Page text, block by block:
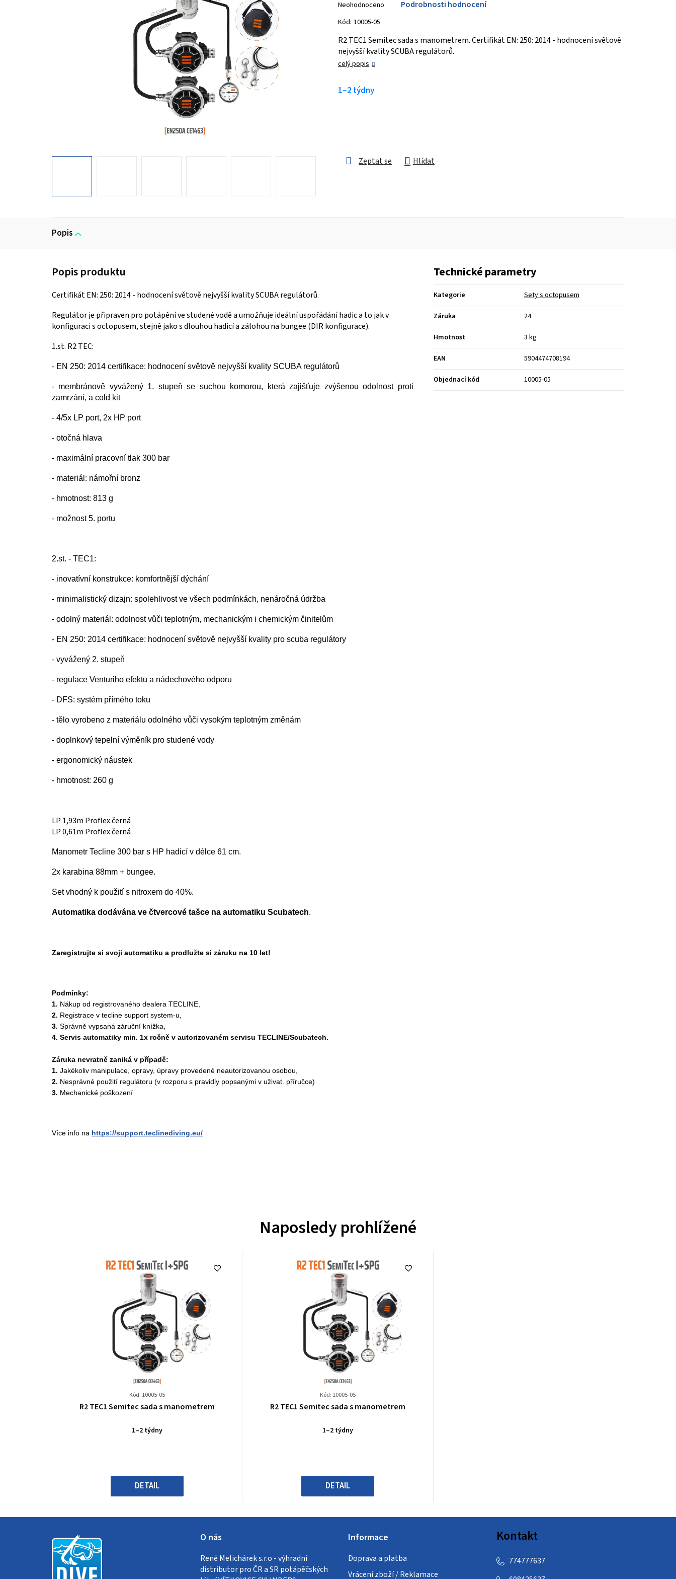
hodnocení
produktu
0,0
z 5
hvězdiček.
Neohodnoceno Podrobnosti hodnocení
Kód: 10005-05
R2 TEC1 Semitec sada s manometrem. Certifikát EN: 250: 2014 - hodnocení světově
nejvyšší kvality SCUBA regulátorů.
celý popis
1–2 týdny
Zeptat se Hlídat
Popis
Certifikát EN: 250: 2014 - hodnocení světově nejvyšší kvality SCUBA regulátorů.
Regulátor je připraven pro potápění ve studené vodě a umožňuje ideální uspořádání hadic a to jak v
konfiguraci s octopusem, stejně jako s dlouhou hadicí a zálohou na bungee (DIR konfigurace).
1.st. R2 TEC:
- EN 250: 2014 certifikace: hodnocení světově nejvyšší kvality SCUBA regulátorů
- membránově vyvážený 1. stupeň se suchou komorou, která zajišťuje zvýšenou odolnost proti
zamrzání, a cold kit
- 4/5x LP port, 2x HP port
- otočná hlava
- maximální pracovní tlak 300 bar
- materiál: námořní bronz
- hmotnost: 813 g
- možnost 5. portu
2.st. - TEC1:
- inovatívní konstrukce: komfortnější dýchání
- minimalistický dizajn: spolehlivost ve všech podmínkách, nenáročná údržba
- odolný materiál: odolnost vůči teplotným, mechanickým i chemickým činitelům
- EN 250: 2014 certifikace: hodnocení světově nejvyšší kvality pro scuba regulátory
- vyvážený 2. stupeň
- regulace Venturiho efektu a nádechového odporu
- DFS: systém přímého toku
- tělo vyrobeno z materiálu odolného vůči vysokým teplotným změnám
- doplnkový tepelní výměník pro studené vody
- ergonomický náustek
- hmotnost: 260 g
LP 1,93m Proflex černá
LP 0,61m Proflex černá
Manometr Tecline 300 bar s HP hadicí v délce 61 cm.
2x karabina 88mm + bungee.
Set vhodný k použití s nitroxem do 40%.
Automatika dodávána ve čtvercové tašce na automatiku Scubatech.
Zaregistrujte si svoji automatiku a prodlužte si záruku na 10 let!
Podmínky:
1. Nákup od registrovaného dealera TECLINE,
2. Registrace v tecline support system-u,
3. Správně vypsaná záruční knížka,
4. Servis automatiky min. 1x ročně v autorizovaném servisu TECLINE/Scubatech.
Záruka nevratně zaniká v případě:
1. Jakékoliv manipulace, opravy, úpravy provedené neautorizovanou osobou,
2. Nesprávné použití regulátoru (v rozporu s pravidly popsanými v uživat. příručce)
3. Mechanické poškození
Více info na https://support.teclinediving.eu/
Technické parametry
Kategorie Sety s octopusem
Záruka 24
Hmotnost 3 kg
EAN 5904474708194
Objednací kód 10005-05
Naposledy prohlížené
Kód: 10005-05
Průměrné
produktu
5
hvězdiček.
R2 TEC1 Semitec sada s manometrem
1–2 týdny
DETAIL
Kód: 10005-05
Průměrné
produktu
5
hvězdiček.
R2 TEC1 Semitec sada s manometrem
1–2 týdny
DETAIL
O nás
René Melichárek s.r.o - výhradní
distributor pro ČR a SR potápěčských
Informace
Doprava a platba
Vrácení zboží / Reklamace
Kontakt
774777637